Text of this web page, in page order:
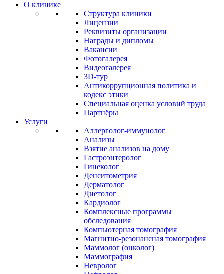
О клинике
Структура клиники
Лицензии
Реквизиты организации
Награды и дипломы
Вакансии
Фотогалерея
Видеогалерея
3D-тур
Антикоррупционная политика и
кодекс этики
Специальная оценка условий труда
Партнёры
Услуги
Аллерголог-иммунолог
Анализы
Взятие анализов на дому
Гастроэнтеролог
Гинеколог
Денситометрия
Дерматолог
Диетолог
Кардиолог
Комплексные программы
обследования
Компьютерная томография
Магнитно-резонансная томография
Маммолог (онколог)
Маммография
Невролог